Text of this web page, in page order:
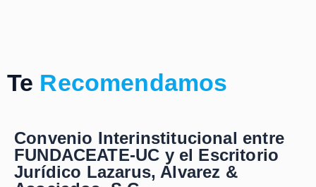
Te Recomendamos
Convenio Interinstitucional entre
FUNDACEATE-UC y el Escritorio
Jurídico Lazarus, Alvarez &